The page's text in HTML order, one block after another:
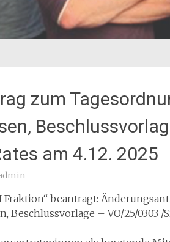
zum
am 4.12. 2025
Fraktion“ beantragt:
Beschlussvorlage – VO/25/0303 /